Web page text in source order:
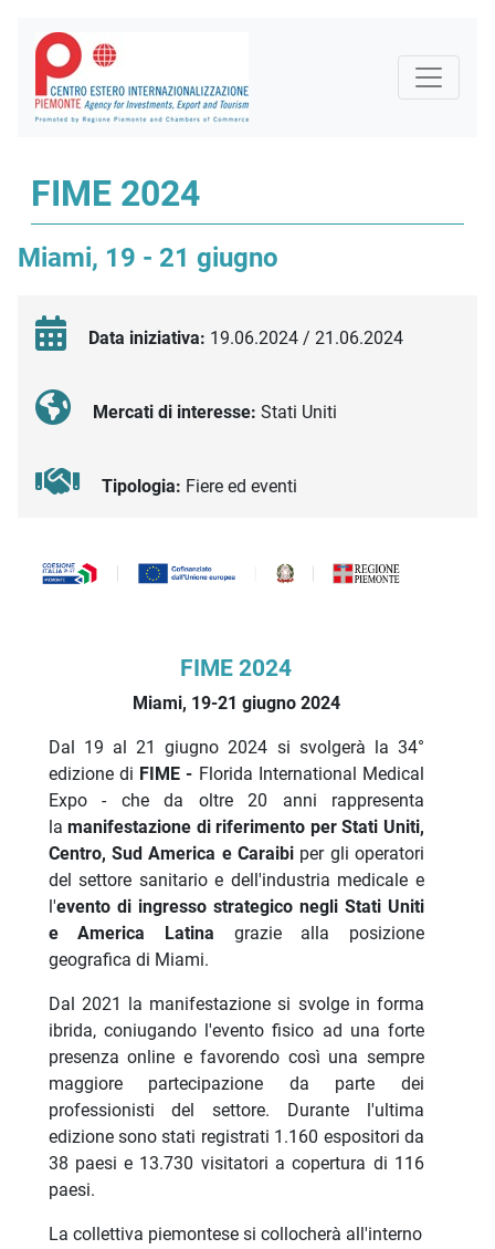
FIME 2024
Miami, 19 - 21 giugno
Data iniziativa: 19.06.2024 / 21.06.2024
Mercati di interesse: Stati Uniti
Tipologia: Fiere ed eventi
Descrizione iniziativa
FIME 2024
Miami, 19-21 giugno 2024
Dal 19 al 21 giugno 2024 si svolgerà la 34°
edizione di FIME - Florida International Medical
Expo - che da oltre 20 anni rappresenta
lamanifestazione di riferimento per Stati Uniti,
Centro, Sud America e Caraibi per gli operatori
del settore sanitario e dell'industria medicale e
l'evento di ingresso strategico negli Stati Uniti
e America Latina grazie alla posizione
geografica di Miami.
Dal 2021 la manifestazione si svolge in forma
ibrida, coniugando l'evento fisico ad una forte
presenza online e favorendo così una sempre
maggiore partecipazione da parte dei
professionisti del settore. Durante l'ultima
edizione sono stati registrati 1.160 espositori da
38 paesi e 13.730 visitatori a copertura di 116
paesi.
La collettiva piemontese si collocherà all'interno